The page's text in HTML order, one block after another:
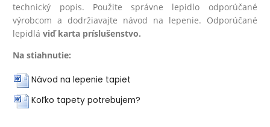
technický popis. Použite správne lepidlo odporúčané
výrobcom a dodržiavajte návod na lepenie. Odporúčané
lepidláviď karta príslušenstvo.
Na stiahnutie:
Návod na lepenie tapiet
Koľko tapety potrebujem?